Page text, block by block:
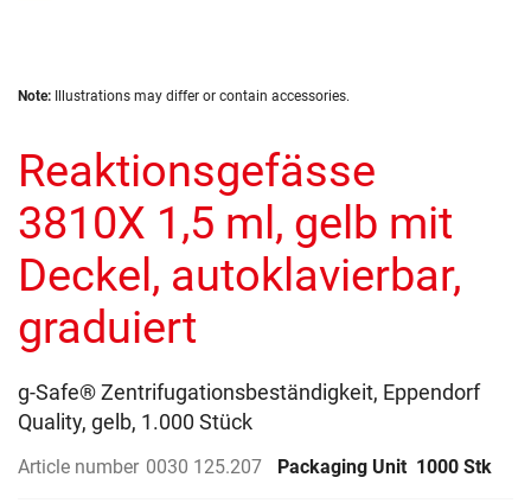
Skip
beginning
of
the
images
Note: Illustrations may differ or contain accessories.
Reaktionsgefässe
3810X 1,5 ml, gelb mit
Deckel, autoklavierbar,
graduiert
g-Safe® Zentrifugationsbeständigkeit, Eppendorf
Quality, gelb, 1.000 Stück
Article number 0030 125.207 Packaging Unit 1000 Stk